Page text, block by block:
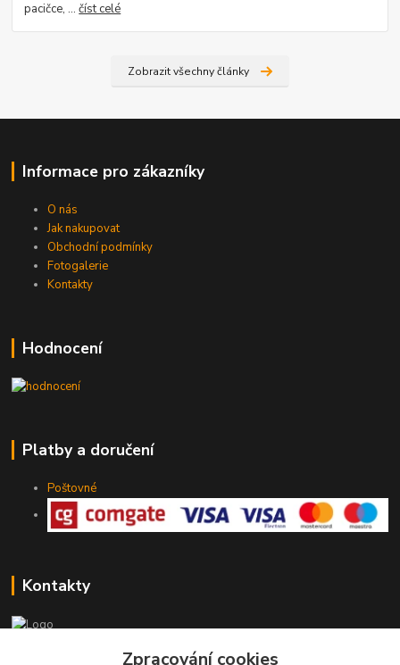
pacičce, ...číst celé
Zobrazit všechny články
Informace pro zákazníky
O nás
Jak nakupovat
Obchodní podmínky
Fotogalerie
Kontakty
Hodnocení
Platby a doručení
Poštovné
Kontakty
Zpracování cookies